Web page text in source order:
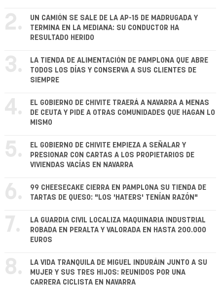
2.
UN CAMIÓN SE SALE DE LA AP-15 DE MADRUGADA Y
TERMINA EN LA MEDIANA: SU CONDUCTOR HA
RESULTADO HERIDO
3.
LA TIENDA DE ALIMENTACIÓN DE PAMPLONA QUE ABRE
TODOS LOS DÍAS Y CONSERVA A SUS CLIENTES DE
SIEMPRE
4.
EL GOBIERNO DE CHIVITE TRAERÁ A NAVARRA A MENAS
DE CEUTA Y PIDE A OTRAS COMUNIDADES QUE HAGAN LO
MISMO
5.
EL GOBIERNO DE CHIVITE EMPIEZA A SEÑALAR Y
PRESIONAR CON CARTAS A LOS PROPIETARIOS DE
VIVIENDAS VACÍAS EN NAVARRA
6.
99 CHEESECAKE CIERRA EN PAMPLONA SU TIENDA DE
TARTAS DE QUESO: "LOS 'HATERS' TENÍAN RAZÓN"
7.
LA GUARDIA CIVIL LOCALIZA MAQUINARIA INDUSTRIAL
ROBADA EN PERALTA Y VALORADA EN HASTA 200.000
EUROS
8.
LA VIDA TRANQUILA DE MIGUEL INDURÁIN JUNTO A SU
MUJER Y SUS TRES HIJOS: REUNIDOS POR UNA
CARRERA CICLISTA EN NAVARRA